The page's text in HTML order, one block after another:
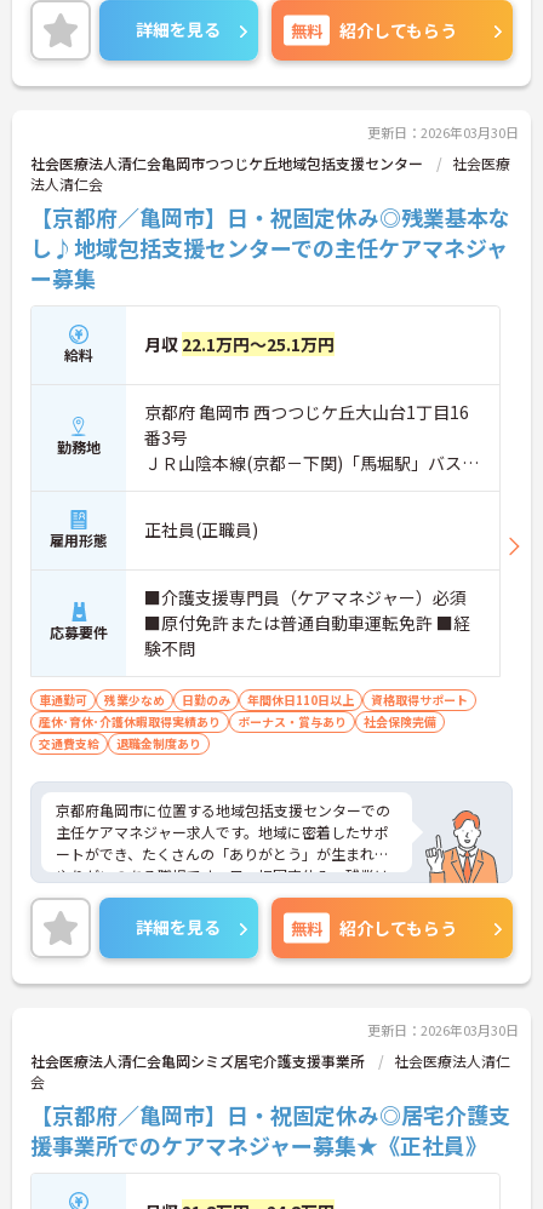
ちながら働くことができます♪
さらに、マイカー通勤可能なので通勤らくらくです
◎
ご興味のある方には、面接対策ポイントなど、さら
詳細を見る 無料 紹介してもらう
更新日：2026年03月30日
社会医療法人清仁会亀岡市つつじケ丘地域包括支援センター
社会医療
法人清仁会
【京都府／亀岡市】日・祝固定休み◎残業基本な
し♪地域包括支援センターでの主任ケアマネジャ
ー募集
給料 月収 22.1万円～25.1万円
勤務地
京都府 亀岡市 西つつじケ丘大山台1丁目16
番3号
ＪＲ山陰本線(京都－下関)「馬堀駅」バス・
車5分
雇用形態 正社員(正職員)
応募要件
■介護支援専門員（ケアマネジャー）必須
■原付免許または普通自動車運転免許 ■経
験不問
車通勤可 残業少なめ 日勤のみ 年間休日110日以上
資格取得サポート
産休･育休･介護休暇取得実績あり
ボーナス・賞与あり
社会保険完備
交通費支給
退職金制度あり
京都府亀岡市に位置する地域包括支援センターでの
主任ケアマネジャー求人です。地域に密着したサポ
ートができ、たくさんの「ありがとう」が生まれる
やりがいのある職場です。日・祝固定休み、残業は
基本なく、プライベートとの両立もしやすい環境で
す。ご興味のある方には、面接対策ポイントなど、
さらに詳細をお話しいたしますのでお気軽にご相談
ください！
詳細を見る 無料 紹介してもらう
更新日：2026年03月30日
社会医療法人清仁会亀岡シミズ居宅介護支援事業所
社会医療法人清仁
会
【京都府／亀岡市】日・祝固定休み◎居宅介護支
援事業所でのケアマネジャー募集★《正社員》